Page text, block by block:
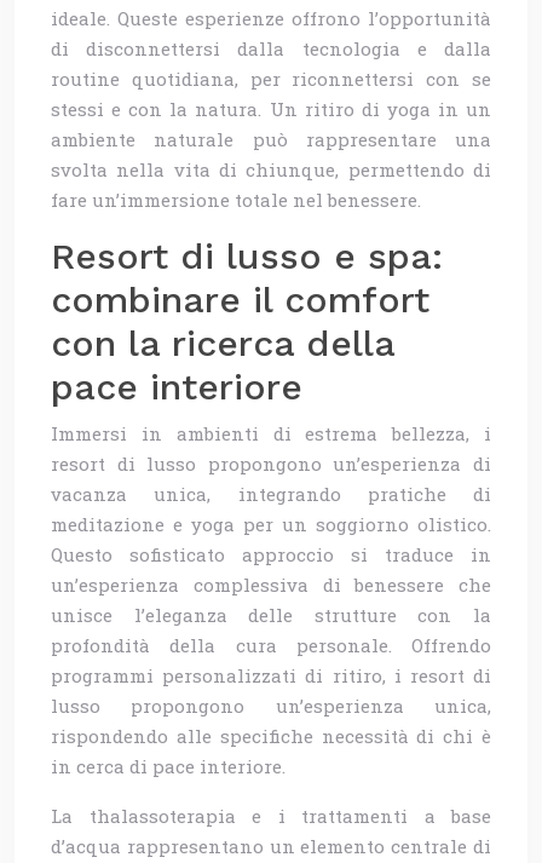
ideale. Queste esperienze offrono l’opportunità
di disconnettersi dalla tecnologia e dalla
routine quotidiana, per riconnettersi con se
stessi e con la natura. Un ritiro di yoga in un
ambiente naturale può rappresentare una
svolta nella vita di chiunque, permettendo di
fare un’immersione totale nel benessere.
Resort di lusso e spa:
combinare il comfort
con la ricerca della
pace interiore
Immersi in ambienti di estrema bellezza, i
resort di lusso propongono un’esperienza di
vacanza unica, integrando pratiche di
meditazione e yoga per un soggiorno olistico.
Questo sofisticato approccio si traduce in
un’esperienza complessiva di benessere che
unisce l’eleganza delle strutture con la
profondità della cura personale. Offrendo
programmi personalizzati di ritiro, i resort di
lusso propongono un’esperienza unica,
rispondendo alle specifiche necessità di chi è
in cerca di pace interiore.
La thalassoterapia e i trattamenti a base
d’acqua rappresentano un elemento centrale di